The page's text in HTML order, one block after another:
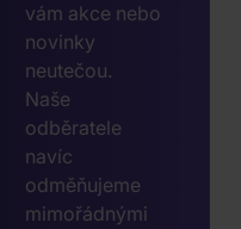
vám akce nebo
novinky
neutečou.
Naše
odběratele
navíc
odměňujeme
mimořádnými